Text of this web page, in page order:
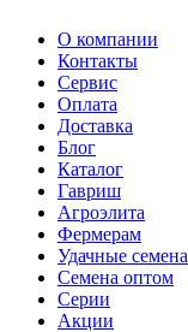
О компании
Контакты
Сервис
Оплата
Доставка
Блог
Каталог
Гавриш
Агроэлита
Фермерам
Удачные семена
Семена оптом
Серии
Акции